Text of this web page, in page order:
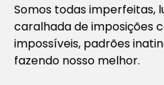
Somos todas imperfeitas,
caralhada de imposições
impossíveis, padrões
fazendo nosso melhor.